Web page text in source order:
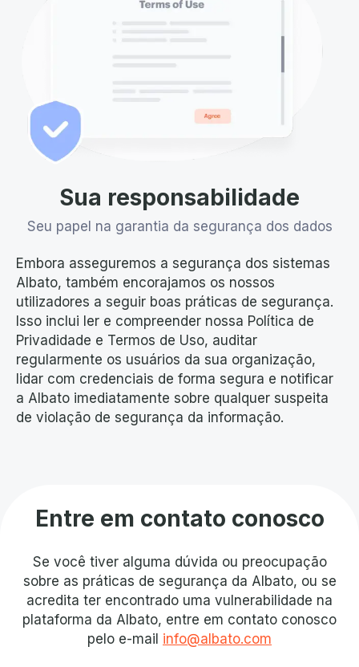
Sua responsabilidade
Seu papel na garantia da segurança dos dados
Embora asseguremos a segurança dos sistemas
Albato, também encorajamos os nossos
utilizadores a seguir boas práticas de segurança.
Isso inclui ler e compreender nossa Política de
Privadidade e Termos de Uso, auditar
regularmente os usuários da sua organização,
lidar com credenciais de forma segura e notificar
a Albato imediatamente sobre qualquer suspeita
de violação de segurança da informação.
Entre em contato conosco
Se você tiver alguma dúvida ou preocupação
sobre as práticas de segurança da Albato, ou se
acredita ter encontrado uma vulnerabilidade na
plataforma da Albato, entre em contato conosco
pelo e-mail info@albato.com